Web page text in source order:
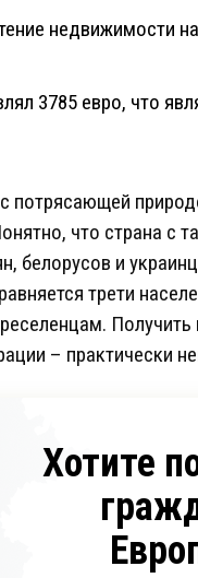
недвижимости
3785 евро, что
потрясающей
что страна с
белорусов и
трети
Получить
– практически
Хотите